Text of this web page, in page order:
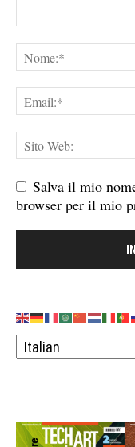
Salva il mio
browser per il mio